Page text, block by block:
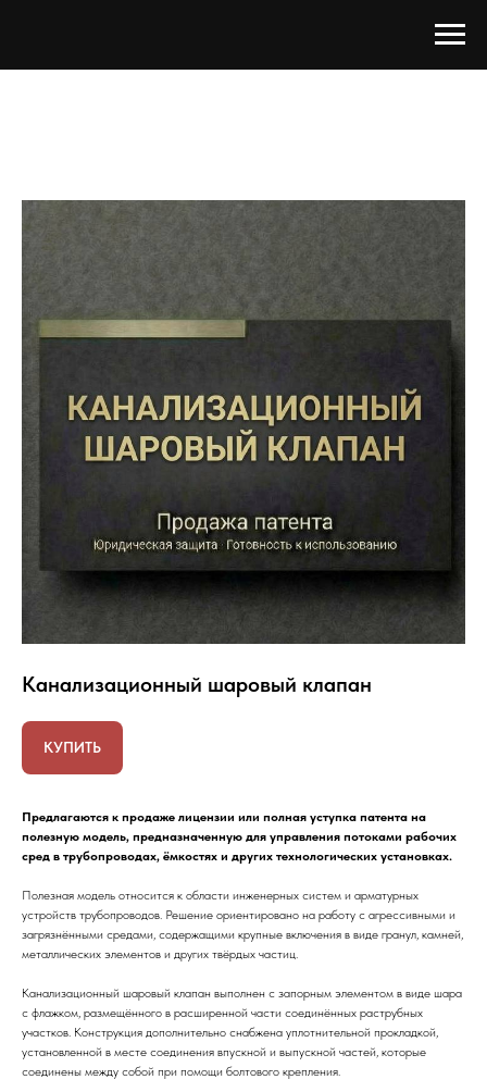
Канализационный шаровый клапан
КУПИТЬ
Предлагаются к продаже лицензии или полная уступка патента на
полезную модель, предназначенную для управления потоками рабочих
сред в трубопроводах, ёмкостях и других технологических установках.
Полезная модель относится к области инженерных систем и арматурных
устройств трубопроводов. Решение ориентировано на работу с агрессивными и
загрязнёнными средами, содержащими крупные включения в виде гранул, камней,
металлических элементов и других твёрдых частиц.
Канализационный шаровый клапан выполнен с запорным элементом в виде шара
с флажком, размещённого в расширенной части соединённых раструбных
участков. Конструкция дополнительно снабжена уплотнительной прокладкой,
установленной в месте соединения впускной и выпускной частей, которые
соединены между собой при помощи болтового крепления.